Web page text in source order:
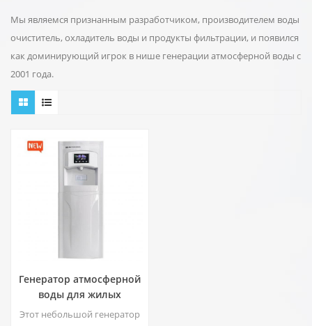
Мы являемся признанным разработчиком, производителем воды
очиститель, охладитель воды и продукты фильтрации, и появился
как доминирующий игрок в нише генерации атмосферной воды с
2001 года.
Генератор атмосферной
воды для жилых
помещений HE-88C
Этот небольшой генератор